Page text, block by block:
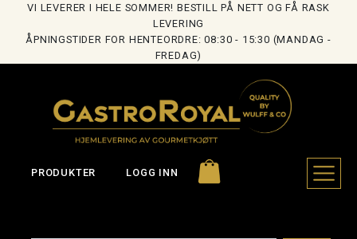
VI LEVERER I HELE SOMMER! BESTILL PÅ NETT OG FÅ RASK
LEVERING
ÅPNINGSTIDER FOR HENTEORDRE: 08:30 - 15:30 (MANDAG -
FREDAG)
PRODUKTER LOGG INN